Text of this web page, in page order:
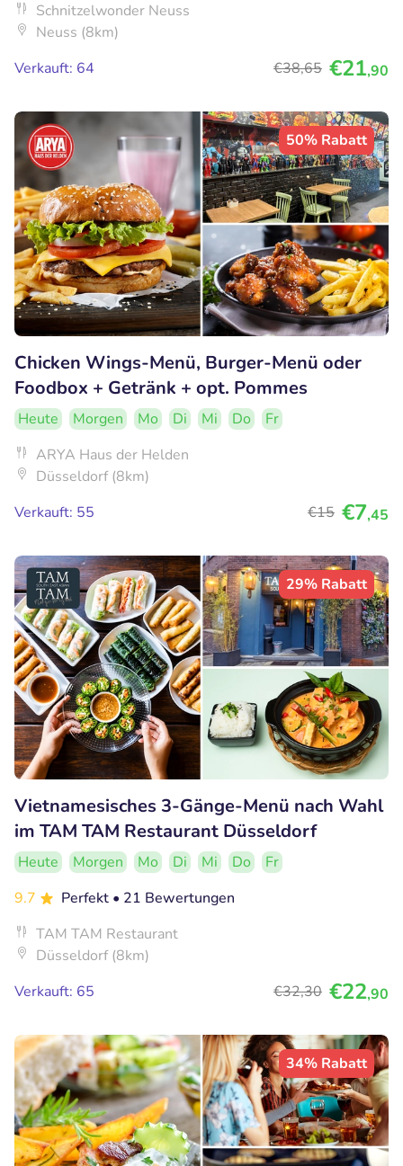
Schnitzelwonder Neuss
Neuss (8km)
Verkauft: 64
€38,65 €21,90
50% Rabatt
Chicken Wings-Menü, Burger-Menü oder
Foodbox + Getränk + opt. Pommes
Heute Morgen Mo Di Mi Do
Fr
ARYA Haus der Helden
Düsseldorf (8km)
Verkauft: 55
€15 €7,45
29% Rabatt
Vietnamesisches 3-Gänge-Menü nach Wahl
im TAM TAM Restaurant Düsseldorf
Heute Morgen Mo Di Mi Do
Fr
9.7
Perfekt • 21 Bewertungen
TAM TAM Restaurant
Düsseldorf (8km)
Verkauft: 65
€32,30 €22,90
34% Rabatt